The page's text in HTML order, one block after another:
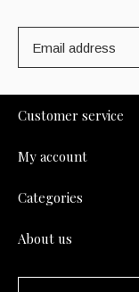
Customer service
My account
Categories
About us